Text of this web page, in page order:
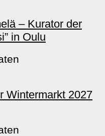
– Kurator der
in Oulu
Wintermarkt 2027